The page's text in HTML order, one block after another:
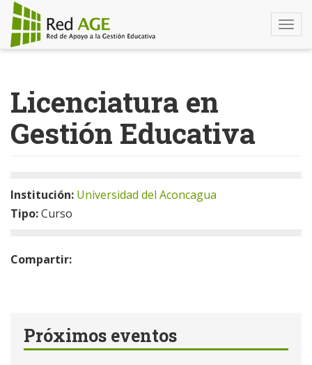
contenido
principal
Licenciatura en
Gestión Educativa
Institución: Universidad del Aconcagua
Tipo:Curso
Compartir:
Próximos eventos